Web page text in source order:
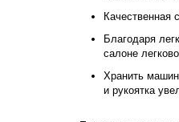
Качественная
Благодаря
салоне
Хранить
и рукоятка